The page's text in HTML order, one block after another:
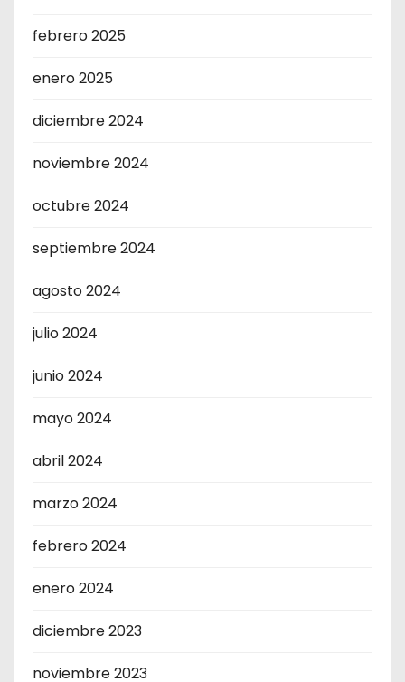
febrero 2025
enero 2025
diciembre 2024
noviembre 2024
octubre 2024
septiembre 2024
agosto 2024
julio 2024
junio 2024
mayo 2024
abril 2024
marzo 2024
febrero 2024
enero 2024
diciembre 2023
noviembre 2023